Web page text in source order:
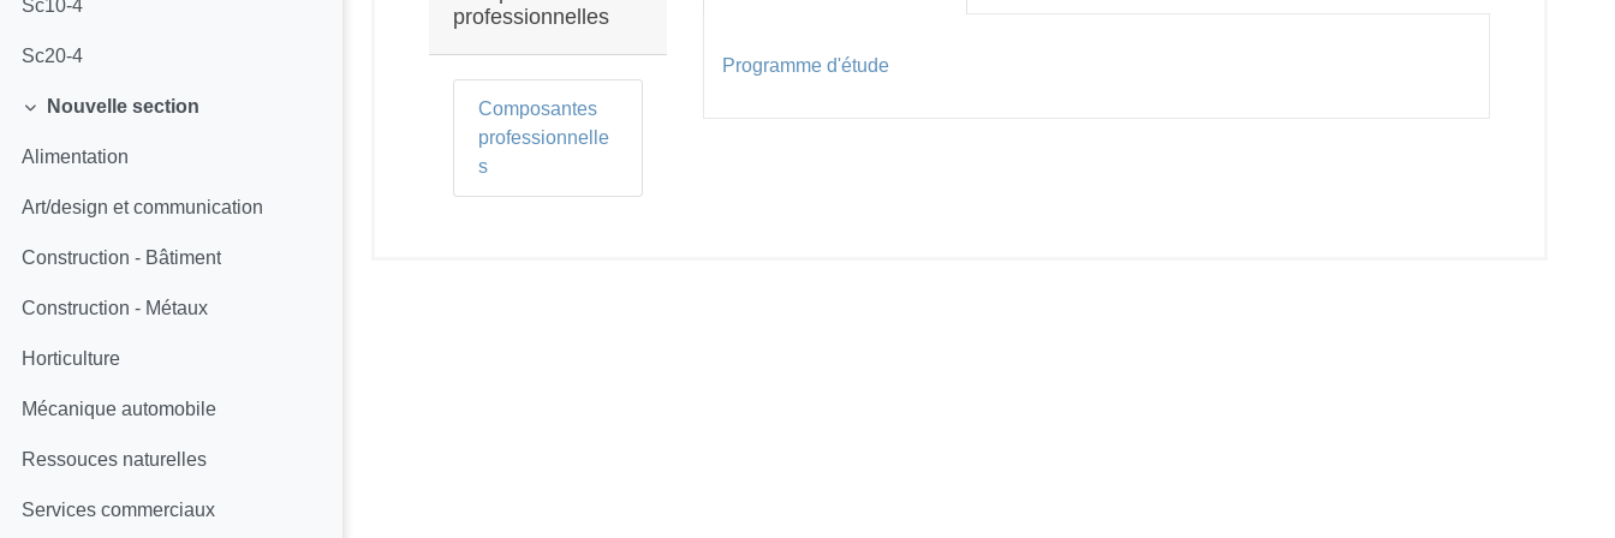
Sc10-4
Sc20-4
Replier
Nouvelle section
Alimentation
Art/design et communication
Construction - Bâtiment
Construction - Métaux
Horticulture
Mécanique automobile
Ressouces naturelles
Services commerciaux
professionnelles
Composantes
professionnelle
s
Programme d'étude